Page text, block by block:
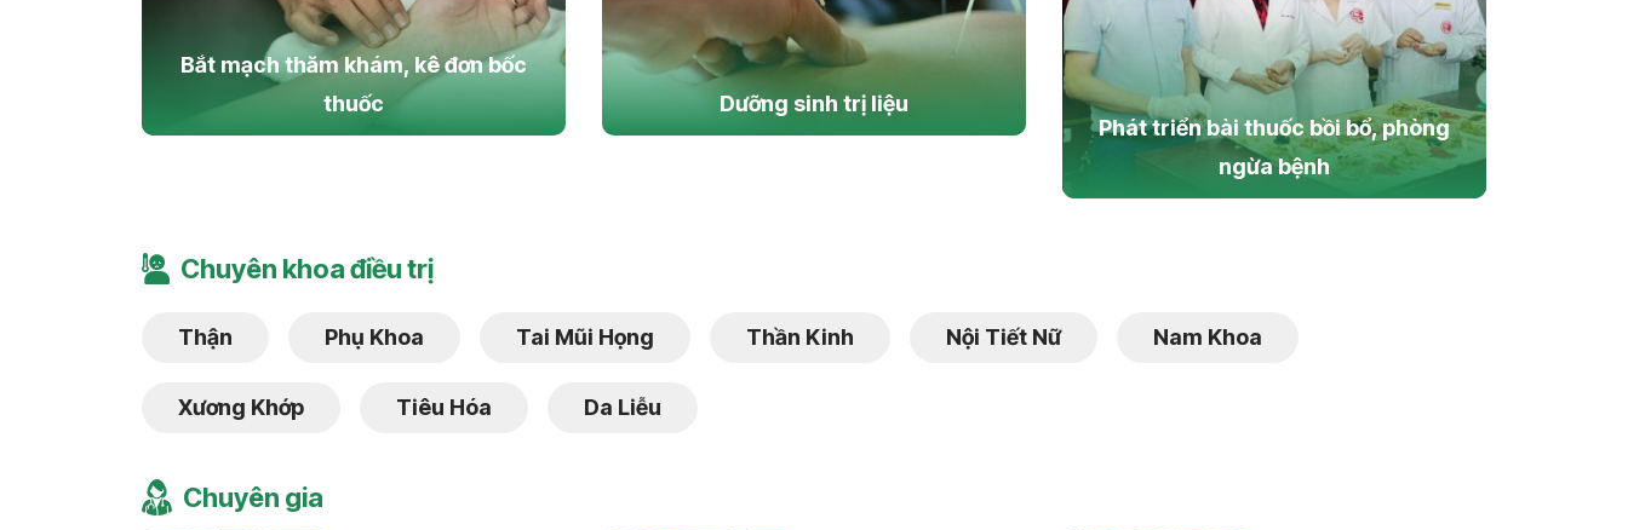
Bắt mạch thăm khám, kê đơn bốc
thuốc
Dưỡng sinh trị liệu
Phát triển bài thuốc bồi bổ, phòng
ngừa bệnh
Chuyên khoa điều trị
Thận Phụ Khoa Tai Mũi Họng Thần Kinh Nội Tiết Nữ Nam Khoa
Xương Khớp Tiêu Hóa Da Liễu
Chuyên gia